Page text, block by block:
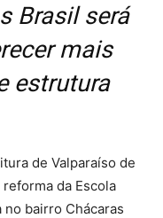
Brasil será
mais
estrutura
de Valparaíso de
da Escola
bairro Chácaras